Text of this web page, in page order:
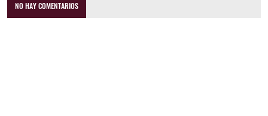
NO HAY COMENTARIOS